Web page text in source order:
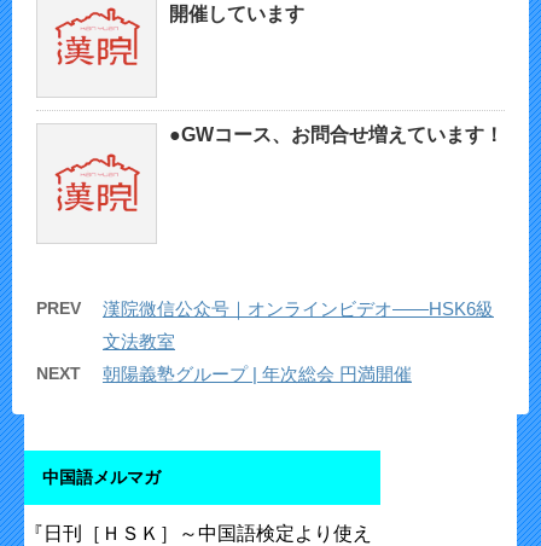
開催しています
●GWコース、お問合せ増えています！
PREV
漢院微信公众号｜オンラインビデオ——HSK6級
文法教室
NEXT 朝陽義塾グループ | 年次総会 円満開催
中国語メルマガ
『日刊［ＨＳＫ］～中国語検定より使え